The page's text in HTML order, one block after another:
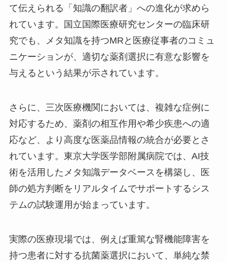
て伝えられる「知識の翻訳者」への進化が求めら
れています。国立国際医療研究センターの臨床研
究でも、メタ知識を持つMRと医療従事者のコミュ
ニケーションが、適切な薬剤選択に有意な影響を
与えるという結果が示されています。
さらに、三次医療機関においては、複雑な症例に
対応するため、薬剤の相互作用や希少疾患への適
応など、より高度な医薬品情報の統合が必要とさ
れています。東京大学医学部附属病院では、AI技
術を活用したメタ知識データベースを構築し、医
師の処方判断をリアルタイムでサポートするシス
テムの試験運用が始まっています。
実際の医療現場では、例えば重篤な腎機能障害を
持つ患者に対する抗菌薬選択において、単純な禁